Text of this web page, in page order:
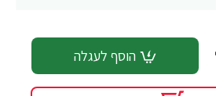
הוסף לעגלה